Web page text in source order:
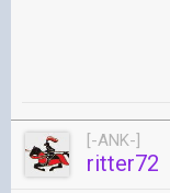
[-ANK-]
ritter72